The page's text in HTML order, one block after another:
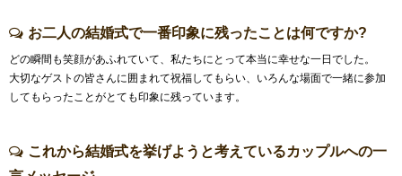
お二人の結婚式で一番印象に残ったことは何ですか?
どの瞬間も笑顔があふれていて、私たちにとって本当に幸せな一日でした。
大切なゲストの皆さんに囲まれて祝福してもらい、いろんな場面で一緒に参加
してもらったことがとても印象に残っています。
これから結婚式を挙げようと考えているカップルへの一